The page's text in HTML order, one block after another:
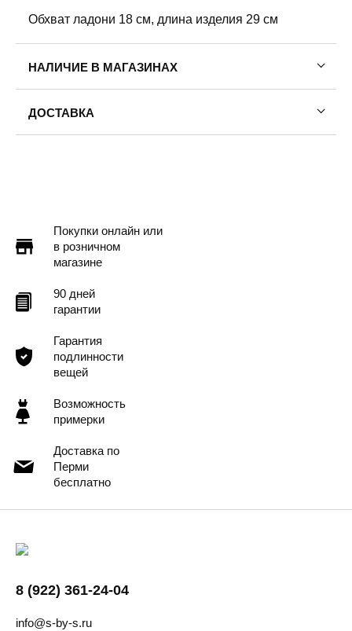
Обхват ладони 18 см, длина изделия 29 см
НАЛИЧИЕ В МАГАЗИНАХ
ДОСТАВКА
Пермь — бесплатно
Покупки онлайн или
в розничном
магазине
90 дней
гарантии
Гарантия
подлинности
вещей
Возможность
примерки
Доставка по
Перми
бесплатно
8 (922) 361-24-04
info@s-by-s.ru